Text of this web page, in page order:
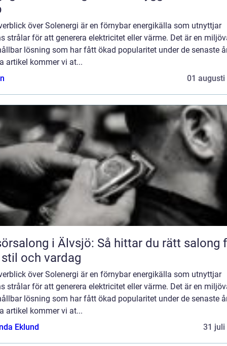
över Solenergi är en förnybar energikälla som utnyttjar
strålar för att generera elektricitet eller värme. Det är en
lösning som har fått ökad popularitet under de senaste
artikel kommer vi at...
01 augusti
i Älvsjö: Så hittar du rätt salong
och vardag
över Solenergi är en förnybar energikälla som utnyttjar
strålar för att generera elektricitet eller värme. Det är en
lösning som har fått ökad popularitet under de senaste
artikel kommer vi at...
Eklund
31 juli